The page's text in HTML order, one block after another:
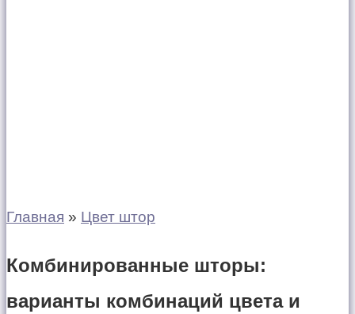
Главная » Цвет штор
Комбинированные шторы:
варианты комбинаций цвета и